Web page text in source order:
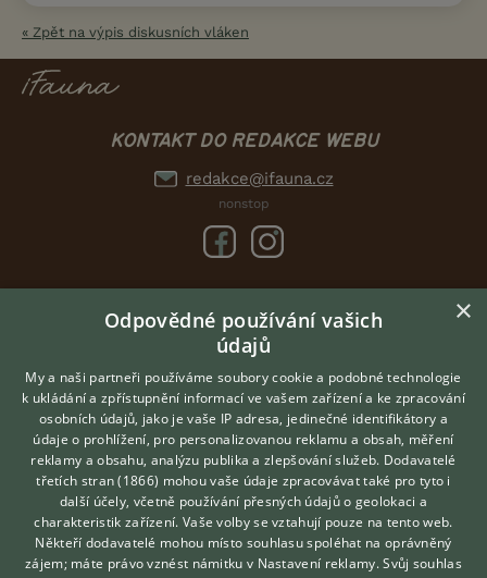
« Zpět na výpis diskusních vláken
KONTAKT DO REDAKCE WEBU
redakce@ifauna.cz
nonstop
DOMOVSKÁ STRÁNKA
INZERCE
DISKUSE
ČLÁNKY
O nás
Kontakt
Možnosti zvýraznění inzerátů
Podmínky užití
Zpracování osobních údajů
Hledáte zvířecího kamaráda?
Zdarma vám poradí
VETERINÁŘ ONLINE
KONZULTOVAT S
VETERINÁŘEM
×
Odpovědné používání vašich
údajů
My a naši partneři používáme soubory cookie a podobné technologie
k ukládání a zpřístupnění informací ve vašem zařízení a ke zpracování
osobních údajů, jako je vaše IP adresa, jedinečné identifikátory a
údaje o prohlížení, pro personalizovanou reklamu a obsah, měření
reklamy a obsahu, analýzu publika a zlepšování služeb. Dodavatelé
třetích stran (1866) mohou vaše údaje zpracovávat také pro tyto i
další účely, včetně používání přesných údajů o geolokaci a
charakteristik zařízení. Vaše volby se vztahují pouze na tento web.
Někteří dodavatelé mohou místo souhlasu spoléhat na oprávněný
zájem; máte právo vznést námitku v Nastavení reklamy. Svůj souhlas